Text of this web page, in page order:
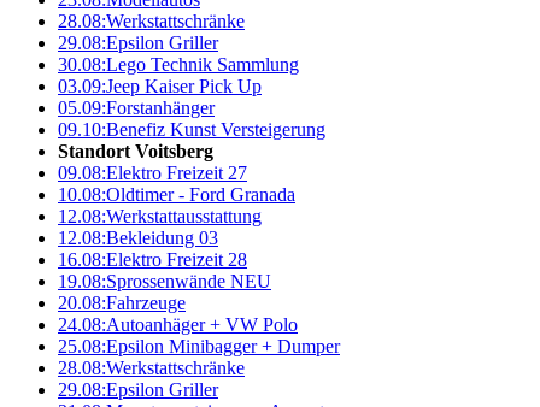
28.08:Werkstattschränke
29.08:Epsilon Griller
30.08:Lego Technik Sammlung
03.09:Jeep Kaiser Pick Up
05.09:Forstanhänger
09.10:Benefiz Kunst Versteigerung
Standort Voitsberg
09.08:Elektro Freizeit 27
10.08:Oldtimer - Ford Granada
12.08:Werkstattausstattung
12.08:Bekleidung 03
16.08:Elektro Freizeit 28
19.08:Sprossenwände NEU
20.08:Fahrzeuge
24.08:Autoanhäger + VW Polo
25.08:Epsilon Minibagger + Dumper
28.08:Werkstattschränke
29.08:Epsilon Griller